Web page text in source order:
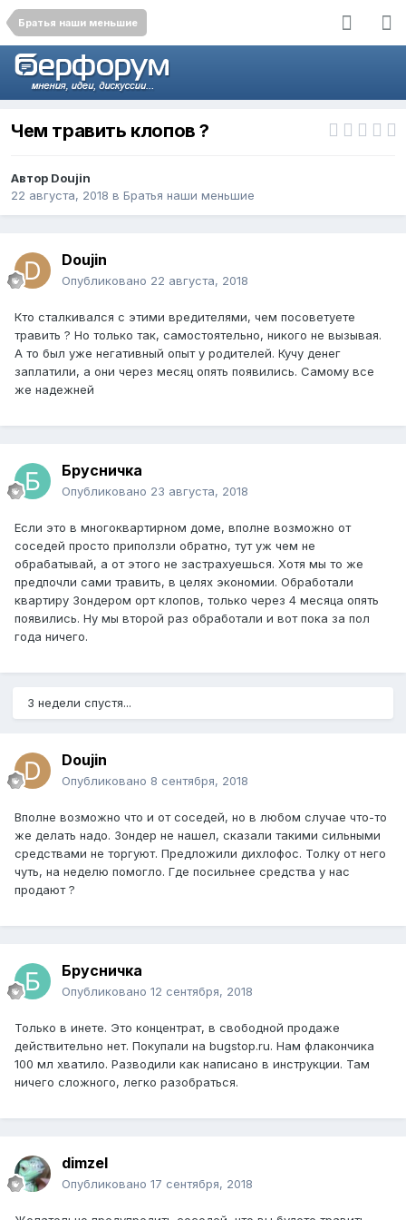
Братья наши меньшие
Чем травить клопов ?
Автор Doujin
22 августа, 2018 в Братья наши меньшие
Doujin
Опубликовано 22 августа, 2018
Кто сталкивался с этими вредителями, чем посоветуете
травить ? Но только так, самостоятельно, никого не вызывая.
А то был уже негативный опыт у родителей. Кучу денег
заплатили, а они через месяц опять появились. Самому все
же надежней
Брусничка
Опубликовано 23 августа, 2018
Если это в многоквартирном доме, вполне возможно от
соседей просто приползли обратно, тут уж чем не
обрабатывай, а от этого не застрахуешься. Хотя мы то же
предпочли сами травить, в целях экономии. Обработали
квартиру Зондером орт клопов, только через 4 месяца опять
появились. Ну мы второй раз обработали и вот пока за пол
года ничего.
3 недели спустя...
Doujin
Опубликовано 8 сентября, 2018
Вполне возможно что и от соседей, но в любом случае что-то
же делать надо. Зондер не нашел, сказали такими сильными
средствами не торгуют. Предложили дихлофос. Толку от него
чуть, на неделю помогло. Где посильнее средства у нас
продают ?
Брусничка
Опубликовано 12 сентября, 2018
Только в инете. Это концентрат, в свободной продаже
действительно нет. Покупали на bugstop.ru. Нам флакончика
100 мл хватило. Разводили как написано в инструкции. Там
ничего сложного, легко разобраться.
dimzel
Опубликовано 17 сентября, 2018